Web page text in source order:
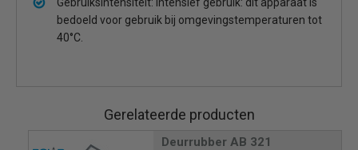
bedoeld voor gebruik bij omgevingstemperaturen tot
40°C.
Gerelateerde producten
Deurrubber AB 321